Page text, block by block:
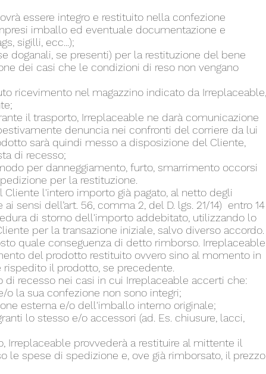
essere integro e restituito nella confezione
imballo ed eventuale documentazione e
sigilli, ecc...);
doganali, se presenti) per la restituzione del bene
dei casi che le condizioni di reso non vengano
ricevimento nel magazzino indicato da Irreplaceable,
il trasporto, Irreplaceable ne darà comunicazione
denuncia nei confronti del corriere da lui
sarà quindi messo a disposizione del Cliente,
di recesso;
per danneggiamento, furto, smarrimento occorsi
per la restituzione.
l'intero importo già pagato, al netto degli
sensi dell’art. 56, comma 2, del D. lgs. 21/14) entro 14
di storno dell'importo addebitato, utilizzando lo
per la transazione iniziale, salvo diverso accordo.
quale conseguenza di detto rimborso. Irreplaceable
del prodotto restituito ovvero sino al momento in
il prodotto, se precedente.
di recesso nei casi in cui Irreplaceable accerti che:
la sua confezione non sono integri;
esterna e/o dell'imballo interno originale;
lo stesso e/o accessori (ad. Es. chiusure, lacci,
Irreplaceable provvederà a restituire al mittente il
le spese di spedizione e, ove già rimborsato, il prezzo